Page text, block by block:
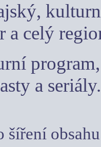
celý
a seriály.
šíření